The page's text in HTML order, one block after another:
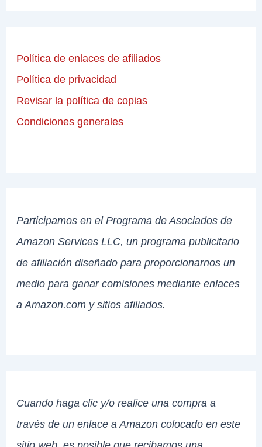
Política de enlaces de afiliados
Política de privacidad
Revisar la política de copias
Condiciones generales
Participamos en el Programa de Asociados de
Amazon Services LLC, un programa publicitario
de afiliación diseñado para proporcionarnos un
medio para ganar comisiones mediante enlaces
a Amazon.com y sitios afiliados.
Cuando haga clic y/o realice una compra a
través de un enlace a Amazon colocado en este